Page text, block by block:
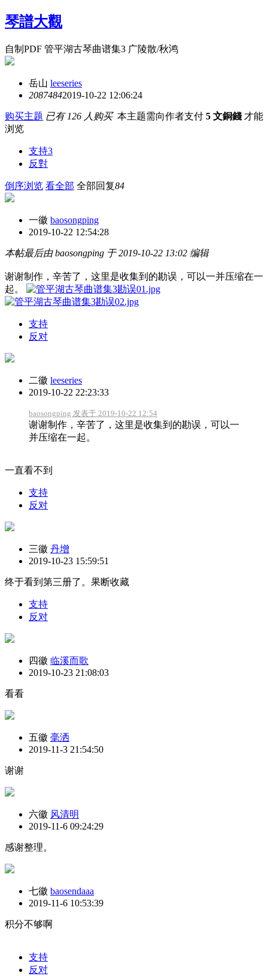
琴譜大觀
自制PDF 管平湖古琴曲谱集3 广陵散/秋鸿
岳山 leeseries
20874842019-10-22 12:06:24
购买主题 已有 126 人购买 本主题需向作者支付 5 文銅錢 才能
浏览
支持3
反對
倒序浏览 看全部 全部回复84
一徽 baosongping
2019-10-22 12:54:28
本帖最后由 baosongping 于 2019-10-22 13:02 编辑
谢谢制作，辛苦了，这里是收集到的勘误，可以一并压缩在一
起。
支持
反对
二徽 leeseries
2019-10-22 22:23:33
baosongping 发表于 2019-10-22 12:54
谢谢制作，辛苦了，这里是收集到的勘误，可以一
并压缩在一起。
一直看不到
支持
反对
三徽 丹增
2019-10-23 15:59:51
终于看到第三册了。果断收藏
支持
反对
四徽 临溪而歌
2019-10-23 21:08:03
看看
五徽 毫洒
2019-11-3 21:54:50
谢谢
六徽 风清明
2019-11-6 09:24:29
感谢整理。
七徽 baosendaaa
2019-11-6 10:53:39
积分不够啊
支持
反对